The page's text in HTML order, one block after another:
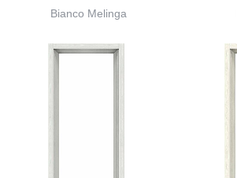
Bianco Melinga